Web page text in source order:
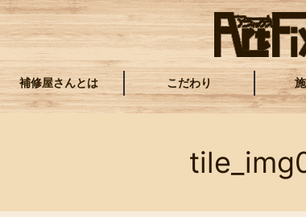
補修屋さんとは こだわり